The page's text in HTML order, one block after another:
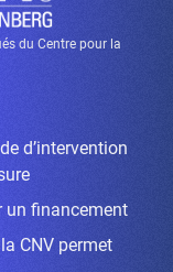
du Centre pour la
d’intervention
un financement
CNV permet